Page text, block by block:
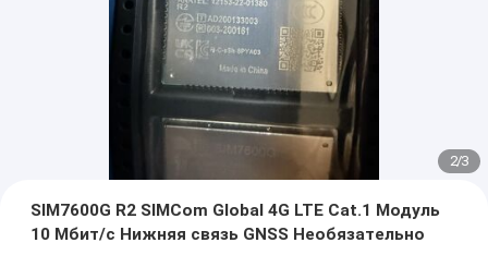
2/3
SIM7600G R2 SIMCom Global 4G LTE Cat.1 Модуль
10 Мбит/с Нижняя связь GNSS Необязательно